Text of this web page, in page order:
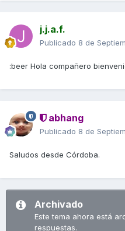
j.j.a.f.
Publicado 8 de
:beer Hola compañero
abhang
Publicado 8 de
Saludos desde Córdoba.
Archivado
Este tema ahora está
respuestas.